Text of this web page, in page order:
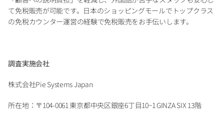
て免税販売が可能です。日本のショッピングモールでトップクラス
の免税カウンター運営の経験で免税販売をお手伝いします。
調査実施会社
株式会社Pie Systems Japan
所在地：〒104-0061 東京都中央区銀座6丁目10−1 GINZA SIX 13階